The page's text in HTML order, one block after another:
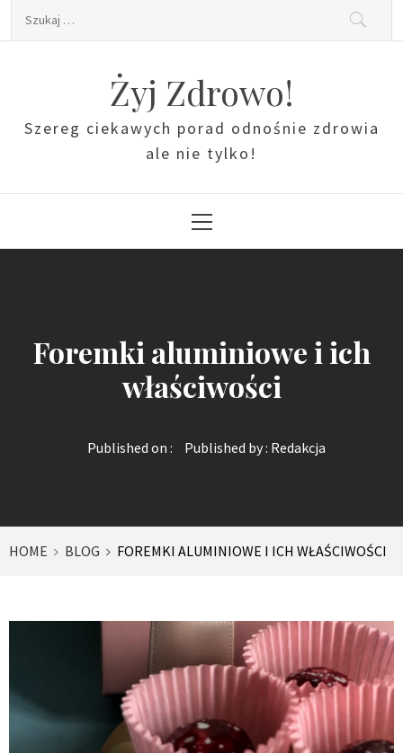
Szukaj:
Żyj Zdrowo!
Szereg ciekawych porad odnośnie zdrowia
ale nie tylko!
Menu
Foremki aluminiowe i ich
właściwości
Published on : Published by : Redakcja
HOME BLOG FOREMKI ALUMINIOWE I ICH WŁAŚCIWOŚCI